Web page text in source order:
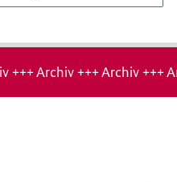
+++ Archiv +++ Archiv +++